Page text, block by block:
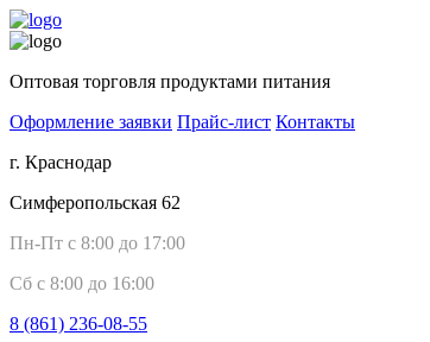
Оптовая торговля продуктами питания
Оформление заявки Прайс-лист Контакты
г. Краснодар
Симферопольская 62
Пн-Пт с 8:00 до 17:00
Сб с 8:00 до 16:00
8 (861) 236-08-55